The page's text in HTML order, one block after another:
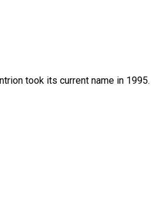
took its current name in